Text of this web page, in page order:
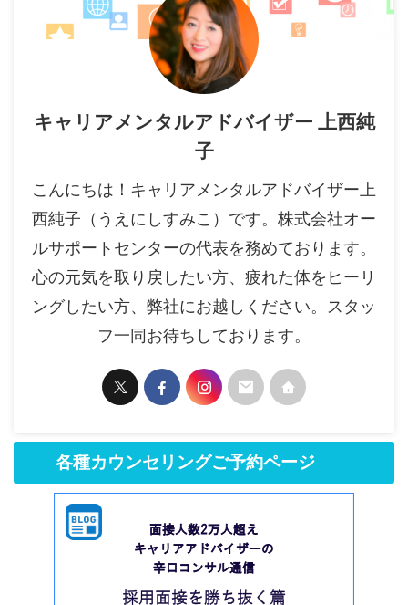
キャリアメンタルアドバイザー 上西純
子
こんにちは！キャリアメンタルアドバイザー上
西純子（うえにしすみこ）です。株式会社オー
ルサポートセンターの代表を務めております。
心の元気を取り戻したい方、疲れた体をヒーリ
ングしたい方、弊社にお越しください。スタッ
フ一同お待ちしております。
各種カウンセリングご予約ページ